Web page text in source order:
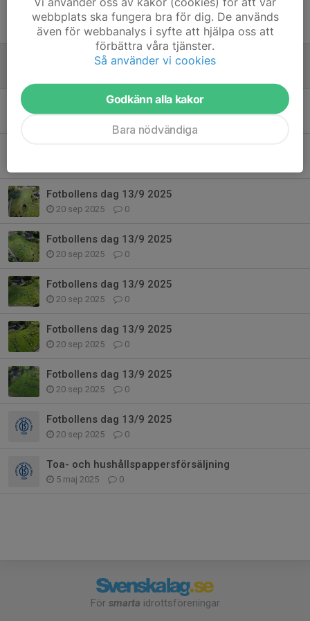
Fotbollens dag 13/9 2025
20 sep 2025 0
Fotbollens dag 13/9 2025
Fotbollens dag 13/9 2025
Fotbollens dag 13/9 2025
20 sep 2025 0
Fotbollens dag 13/9 2025
20 sep 2025 0
Fotbollens dag 13/9 2025
20 sep 2025 0
Fotbollens dag 13/9 2025
20 sep 2025 0
Fotbollens dag 13/9 2025
20 sep 2025 0
Fotbollens dag 13/9 2025
20 sep 2025 0
Toa- och hushållspappersförsäljning
5 maj 2025 0
För smarta idrottsföreningar
webbplats ska fungera bra för dig. De används
även för webbanalys i syfte att hjälpa oss att
förbättra våra tjänster.
Så använder vi cookies
Godkänn alla kakor
Bara nödvändiga